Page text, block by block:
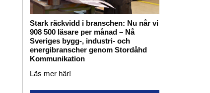
Stark räckvidd i branschen: Nu når vi
908 500 läsare per månad – Nå
Sveriges bygg-, industri- och
energibranscher genom Stordåhd
Kommunikation
Läs mer här!